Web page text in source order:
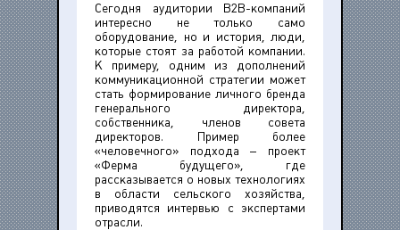
Сегодня аудитории B2B-компаний
интересно не только само
оборудование, но и история, люди,
которые стоят за работой компании.
К примеру, одним из дополнений
коммуникационной стратегии может
стать формирование личного бренда
генерального директора,
собственника, членов совета
директоров. Пример более
«человечного» подхода – проект
«Ферма будущего», где
рассказывается о новых технологиях
в области сельского хозяйства,
приводятся интервью с экспертами
отрасли.